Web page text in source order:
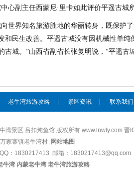
心副主任西蒙尼·里卡如此评价平遥古城
世界知名旅游胜地的华丽转身，既保护
民生改善。平遥古城没有因机械性单纯
城。”山西省副省长张复明说，“平遥古
老牛湾旅游攻略 景区资讯 联系我们
湾景区 吕扣炖鱼馆 版权所有 www.lnwly.com 晋
家寨镇老牛湾村 网站地图
： 1830217413 邮箱：1830217413@qq.com
牛湾 内蒙老牛湾 老牛湾旅游攻略
大话西游3序列
维修